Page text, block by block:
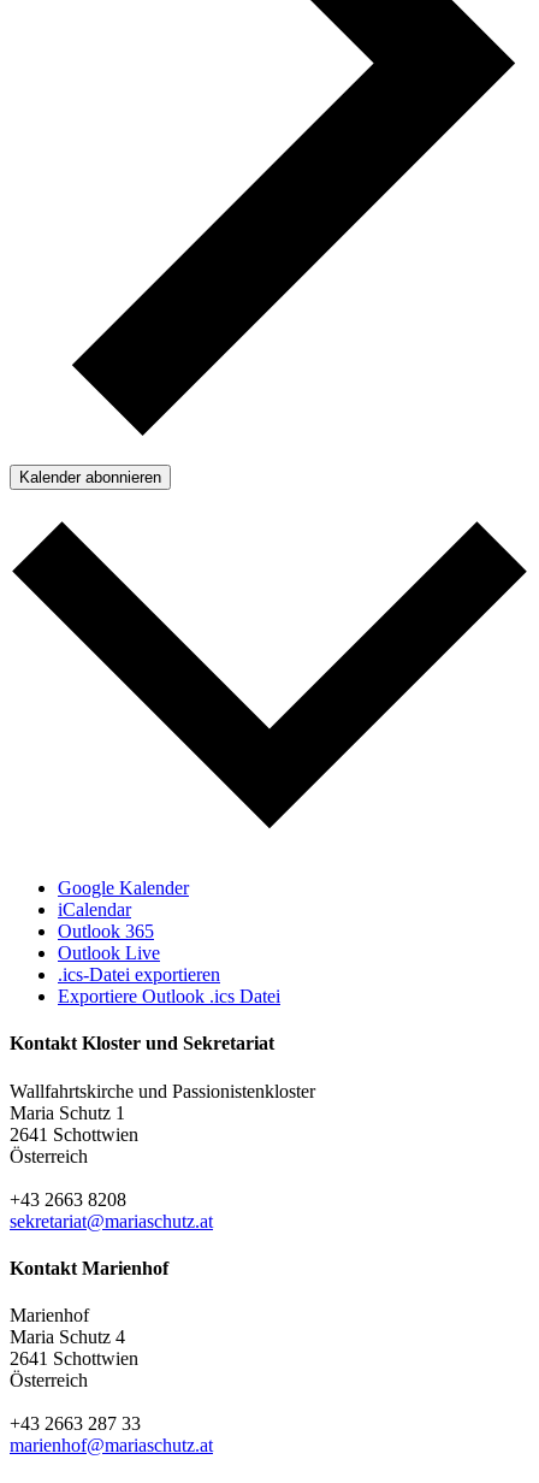
Kalender abonnieren
Google Kalender
iCalendar
Outlook 365
Outlook Live
.ics-Datei exportieren
Exportiere Outlook .ics Datei
Kontakt Kloster und Sekretariat
Wallfahrtskirche und Passionistenkloster
Maria Schutz 1
2641 Schottwien
Österreich
+43 2663 8208
sekretariat@mariaschutz.at
Kontakt Marienhof
Marienhof
Maria Schutz 4
2641 Schottwien
Österreich
+43 2663 287 33
marienhof@mariaschutz.at